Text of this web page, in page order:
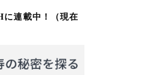
連載中！（現在